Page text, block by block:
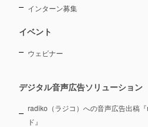
インターン募集
イベント
ウェビナー
デジタル音声広告ソリューション
radiko（ラジコ）への音声広告出稿
ド』